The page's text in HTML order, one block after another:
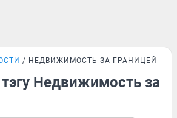
НЕДВИЖИМОСТЬ ЗА ГРАНИЦЕЙ
Недвижимость за